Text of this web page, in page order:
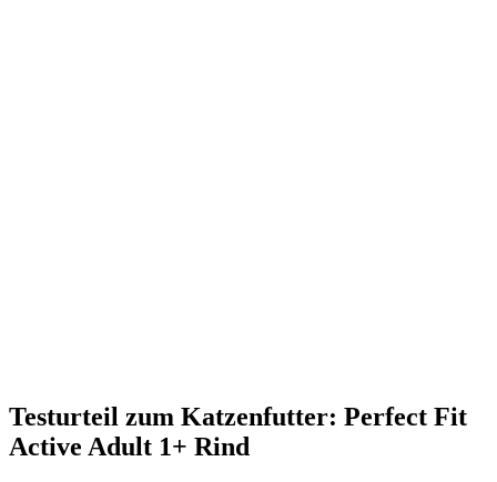
Testurteil zum Katzenfutter: Perfect Fit
Active Adult 1+ Rind